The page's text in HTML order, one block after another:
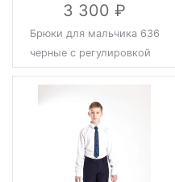
3 300
Брюки для мальчика 636
черные с регулировкой